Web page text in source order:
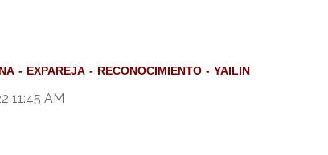
EXPAREJA RECONOCIMIENTO YAILIN
11:45 AM